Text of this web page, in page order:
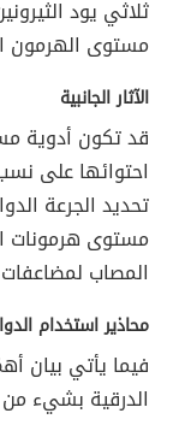
ثلاثي يود
مستوى الهرمون
الآثار الجانبية
قد تكون أدوية
احتوائها على
تحديد الجرعة
مستوى هرمونات
المصاب
محاذير استخدام
فيما يأتي بيان
الدرقية بشيء